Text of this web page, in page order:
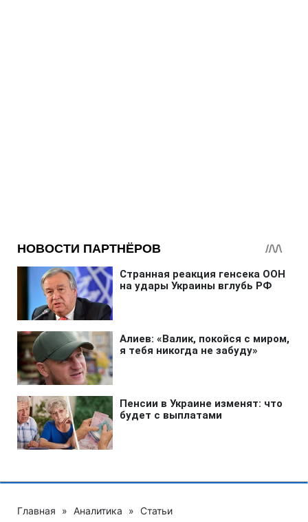
Главная » Аналитика » Статьи